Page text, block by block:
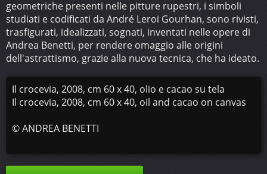
geometriche presenti nelle pitture rupestri, i simboli
studiati e codificati da André Leroi Gourhan, sono rivisti,
trasfigurati, idealizzati, sognati, inventati nelle opere di
Andrea Benetti, per rendere omaggio alle origini
dell'astrattismo, grazie alla nuova tecnica, che ha ideato.
Il crocevia, 2008, cm 60 x 40, olio e cacao su tela
Il crocevia, 2008, cm 60 x 40, oil and cacao on canvas
©ANDREA BENETTI